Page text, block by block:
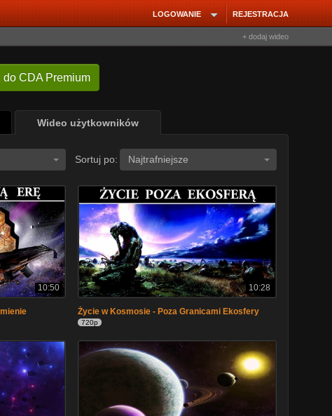
REJESTRACJA
LOGOWANIE
+ dodaj wideo
do CDA Premium
Wideo użytkowników
Sortuj po: Najtrafniejsze
10:50 10:28
Życie w Kosmosie - Poza Granicami Ekosfery
720p